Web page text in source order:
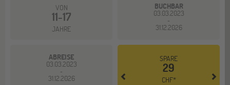
VON
11-17
JAHRE
BUCHBAR
03.03.2023
-
31.12.2026
ABREISE
03.03.2023
-
31.12.2026
SPARE
29
CHF*